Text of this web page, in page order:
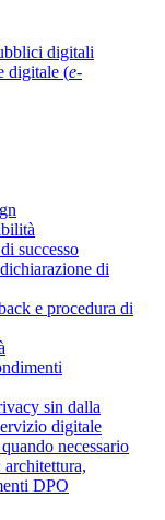
digitali
digitale (e-
successo
di
e procedura di
sin dalla
digitale
necessario
DPO